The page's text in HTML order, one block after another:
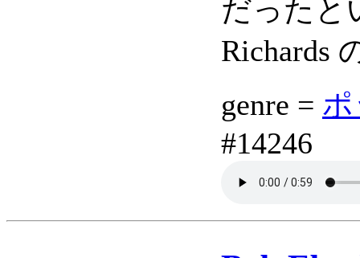
だったと
Richards
genre = ポ
#14246